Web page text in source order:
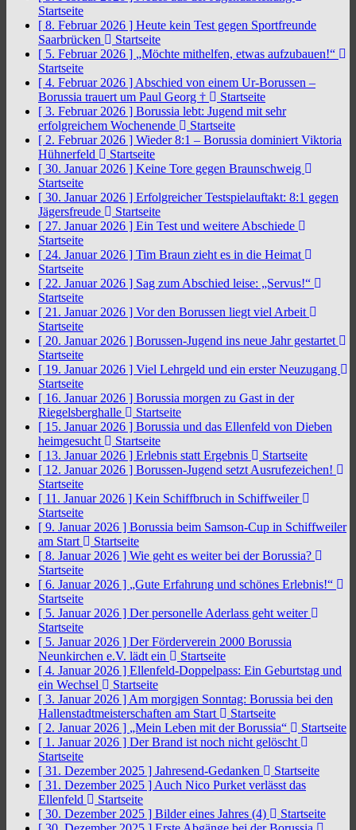
Startseite
[ 8. Februar 2026 ] Heute kein Test gegen Sportfreunde
Saarbrücken
Startseite
[ 5. Februar 2026 ] „Möchte mithelfen, etwas aufzubauen!“
Startseite
[ 4. Februar 2026 ] Abschied von einem Ur-Borussen –
Borussia trauert um Paul Georg †
Startseite
[ 3. Februar 2026 ] Borussia lebt: Jugend mit sehr
erfolgreichem Wochenende
Startseite
[ 2. Februar 2026 ] Wieder 8:1 – Borussia dominiert Viktoria
Hühnerfeld
Startseite
[ 30. Januar 2026 ] Keine Tore gegen Braunschweig
Startseite
[ 30. Januar 2026 ] Erfolgreicher Testspielauftakt: 8:1 gegen
Jägersfreude
Startseite
[ 27. Januar 2026 ] Ein Test und weitere Abschiede
Startseite
[ 24. Januar 2026 ] Tim Braun zieht es in die Heimat
Startseite
[ 22. Januar 2026 ] Sag zum Abschied leise: „Servus!“
Startseite
[ 21. Januar 2026 ] Vor den Borussen liegt viel Arbeit
Startseite
[ 20. Januar 2026 ] Borussen-Jugend ins neue Jahr gestartet
Startseite
[ 19. Januar 2026 ] Viel Lehrgeld und ein erster Neuzugang
Startseite
[ 16. Januar 2026 ] Borussia morgen zu Gast in der
Riegelsberghalle
Startseite
[ 15. Januar 2026 ] Borussia und das Ellenfeld von Dieben
heimgesucht
Startseite
[ 13. Januar 2026 ] Erlebnis statt Ergebnis
Startseite
[ 12. Januar 2026 ] Borussen-Jugend setzt Ausrufezeichen!
Startseite
[ 11. Januar 2026 ] Kein Schiffbruch in Schiffweiler
Startseite
[ 9. Januar 2026 ] Borussia beim Samson-Cup in Schiffweiler
am Start
Startseite
[ 8. Januar 2026 ] Wie geht es weiter bei der Borussia?
Startseite
[ 6. Januar 2026 ] „Gute Erfahrung und schönes Erlebnis!“
Startseite
[ 5. Januar 2026 ] Der personelle Aderlass geht weiter
Startseite
[ 5. Januar 2026 ] Der Förderverein 2000 Borussia
Neunkirchen e.V. lädt ein
Startseite
[ 4. Januar 2026 ] Ellenfeld-Doppelpass: Ein Geburtstag und
ein Wechsel
Startseite
[ 3. Januar 2026 ] Am morgigen Sonntag: Borussia bei den
Hallenstadtmeisterschaften am Start
Startseite
[ 2. Januar 2026 ] „Mein Leben mit der Borussia“
Startseite
[ 1. Januar 2026 ] Der Brand ist noch nicht gelöscht
Startseite
[ 31. Dezember 2025 ] Jahresend-Gedanken
Startseite
[ 31. Dezember 2025 ] Auch Nico Purket verlässt das
Ellenfeld
Startseite
[ 30. Dezember 2025 ] Bilder eines Jahres (4)
Startseite